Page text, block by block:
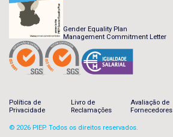
Gender Equality Plan
Management Commitment Letter
Política de
Privacidade
Livro de
Reclamações
Avaliação de
Fornecedores
© 2026 PIEP. Todos os direitos reservados.